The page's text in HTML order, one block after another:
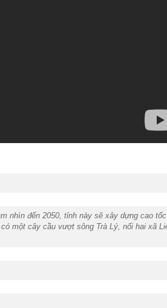
nhìn đến 2050, tỉnh này sẽ xây dựng cao
một cây cầu vượt sông Trà Lý, nối hai xã